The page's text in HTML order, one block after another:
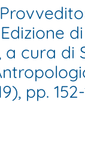
a cura
pp.